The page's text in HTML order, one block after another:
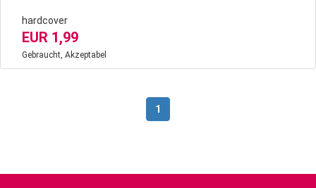
hardcover
EUR 1,99
Gebraucht, Akzeptabel
1